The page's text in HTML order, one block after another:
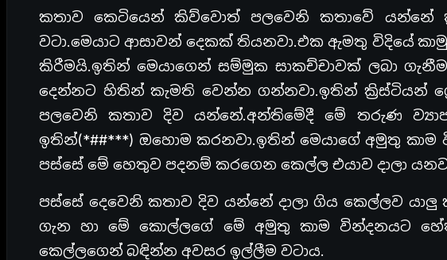
කතාව කෙටියෙන් කිව්වොත් පලවෙනි කතාවේ යන්නේ
වටා.මෙයාට ආසාවන් දෙකක් තියනවා.එක ඇමතු විදියේ
කිරීමයි.ඉතින් මෙයාගෙන් සම්මුක සාකච්චාවක් ලබා
දෙන්නට හිතින් කැමති වෙන්න ගන්නවා.ඉතින් ක්‍රිස්ටියන්
පලවෙනි කතාව දිව යන්නේ.අන්තිමේදී මේ තරුණ
ඉතින්(*##***) ඔහොම කරනවා.ඉතින් මෙයාගේ අමුතු
පස්සේ මේ හෙතුව පදනම් කරගෙන කෙල්ල එයාව දාලා
පස්සේ දෙවෙනි කතාව දිව යන්නේ දාලා ගිය කෙල්ලව
ගැන හා මේ කොල්ලගේ මේ අමුතු කාම වින්දනයට
කෙල්ලගෙන් බඳින්න අවසර ඉල්ලීම වටාය.